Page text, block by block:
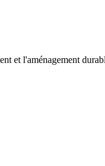
et l'aménagement